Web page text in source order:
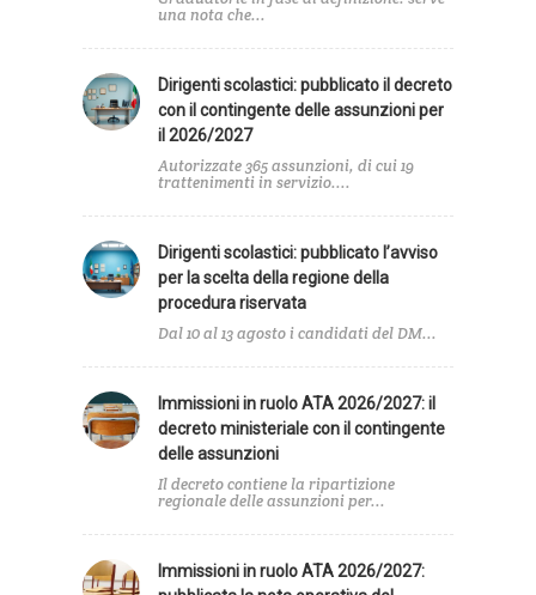
una nota che...
Dirigenti scolastici: pubblicato il decreto
con il contingente delle assunzioni per
il 2026/2027
Autorizzate 365 assunzioni, di cui 19
trattenimenti in servizio....
Dirigenti scolastici: pubblicato l’avviso
per la scelta della regione della
procedura riservata
Dal 10 al 13 agosto i candidati del DM...
Immissioni in ruolo ATA 2026/2027: il
decreto ministeriale con il contingente
delle assunzioni
Il decreto contiene la ripartizione
regionale delle assunzioni per...
Immissioni in ruolo ATA 2026/2027: